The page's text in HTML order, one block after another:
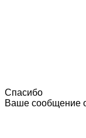
Спасибо
Ваше сообщение